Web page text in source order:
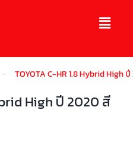
TOYOTA C-HR 1.8 Hybrid High
High ปี 2020 สี